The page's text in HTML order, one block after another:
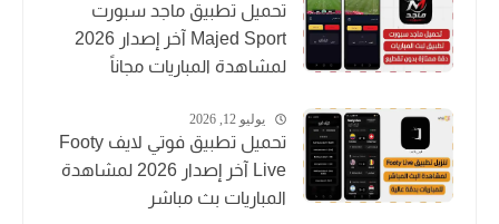
تحميل تطبيق ماجد سبورت
Majed Sport آخر إصدار 2026
لمشاهدة المباريات مجاناً
يوليو 12, 2026
تحميل تطبيق فوتي لايف Footy
Live آخر إصدار 2026 لمشاهدة
المباريات بث مباشر